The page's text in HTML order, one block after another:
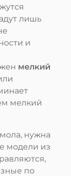
лишь
и
мелкий
мелкий
нужна
модели из
по